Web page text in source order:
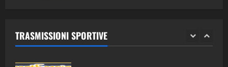
TRASMISSIONI SPORTIVE
2 28/04/2026